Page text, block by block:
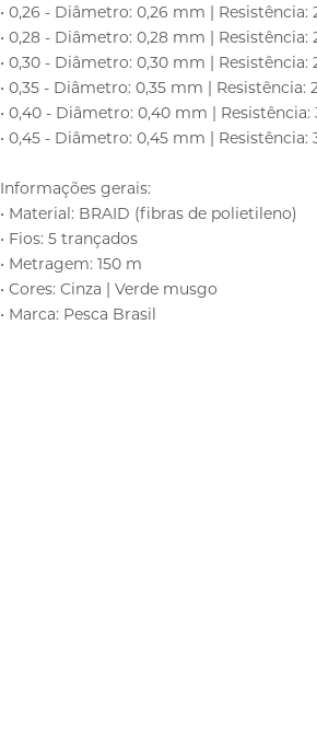
• 0,26 - Diâmetro: 0,26 mm | Resistência:
• 0,28 - Diâmetro: 0,28 mm | Resistência:
• 0,30 - Diâmetro: 0,30 mm | Resistência:
• 0,35 - Diâmetro: 0,35 mm | Resistência:
• 0,40 - Diâmetro: 0,40 mm | Resistência:
• 0,45 - Diâmetro: 0,45 mm | Resistência:
Informações gerais:
• Material: BRAID (fibras de polietileno)
• Fios: 5 trançados
• Metragem: 150 m
• Cores: Cinza | Verde musgo
• Marca: Pesca Brasil